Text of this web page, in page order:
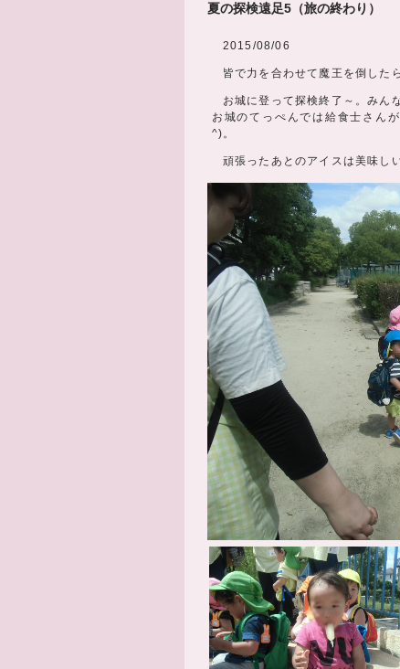
夏の探検遠足5（旅の終わり）
2015/08/06
皆で力を合わせて魔王を倒した
お城に登って探検終了～。みん
お城のてっぺんでは給食士さん
^)。
頑張ったあとのアイスは美味し